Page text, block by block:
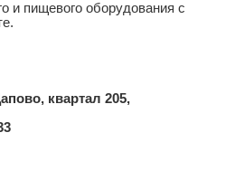
и пищевого оборудования с
квартал 205,